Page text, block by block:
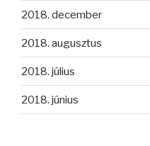
2018. december
2018. augusztus
2018. július
2018. június